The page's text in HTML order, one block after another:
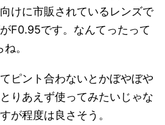
けに市販されているレンズで
F0.95です。なんてったって
。
ピント合わないとかぼやぼや
りあえず使ってみたいじゃな
が程度は良さそう。